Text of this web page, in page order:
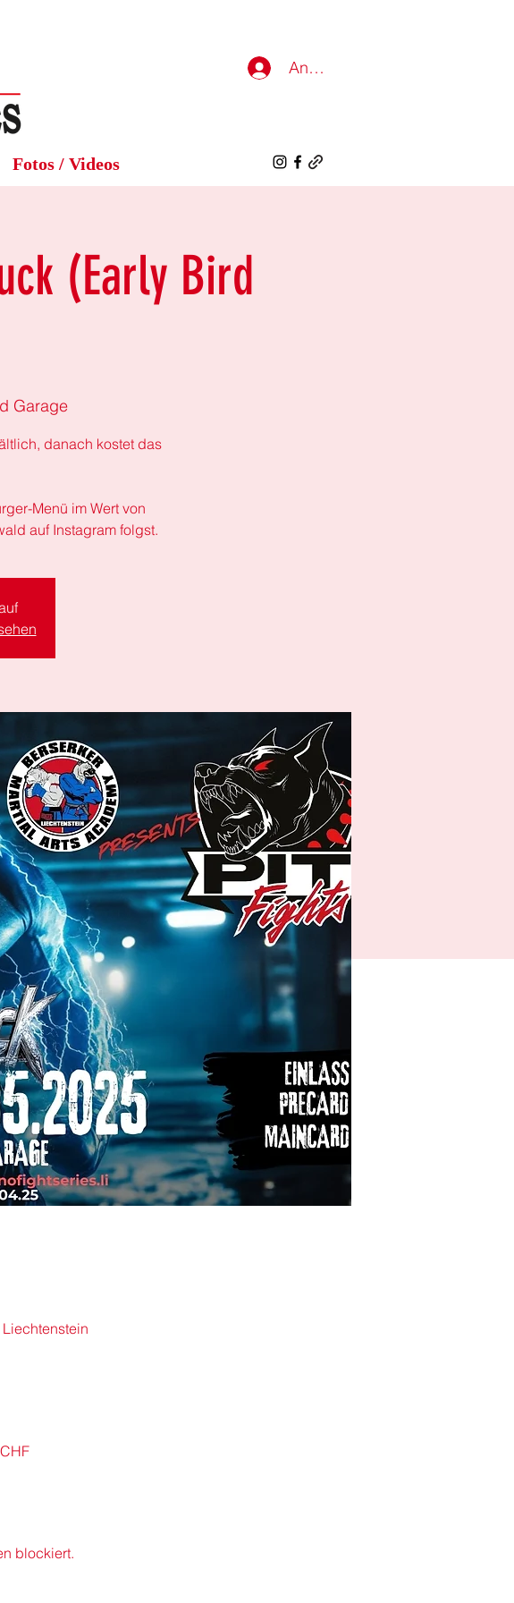
Anmelden
Fotos / Videos
(Early Bird
Garage
danach kostet das
Menü im Wert von
auf Instagram folgst.
blockiert.